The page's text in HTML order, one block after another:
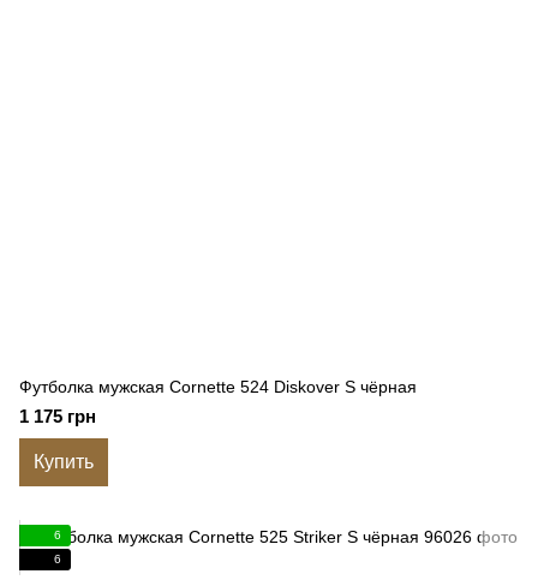
Футболка мужская Cornette 524 Diskover S чёрная
1 175 грн
Купить
6
6